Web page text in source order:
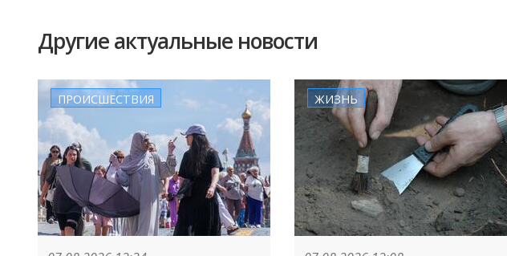
Другие актуальные новости
ПРОИСШЕСТВИЯ ЖИЗНЬ